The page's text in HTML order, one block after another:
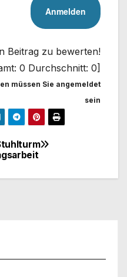
Beitrag zu bewerten!
0 Durchschnitt: 0]
müssen Sie angemeldet
sein